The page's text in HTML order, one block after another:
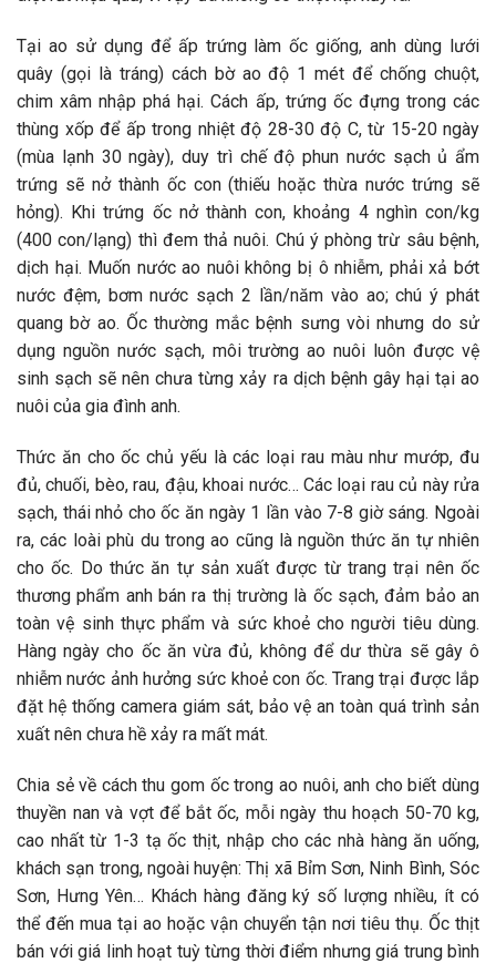
Tại ao sử dụng để ấp trứng làm ốc giống, anh dùng lưới
quây (gọi là tráng) cách bờ ao độ 1 mét để chống chuột,
chim xâm nhập phá hại. Cách ấp, trứng ốc đựng trong các
thùng xốp để ấp trong nhiệt độ 28-30 độ C, từ 15-20 ngày
(mùa lạnh 30 ngày), duy trì chế độ phun nước sạch ủ ẩm
trứng sẽ nở thành ốc con (thiếu hoặc thừa nước trứng sẽ
hỏng). Khi trứng ốc nở thành con, khoảng 4 nghìn con/kg
(400 con/lạng) thì đem thả nuôi. Chú ý phòng trừ sâu bệnh,
dịch hại. Muốn nước ao nuôi không bị ô nhiễm, phải xả bớt
nước đệm, bơm nước sạch 2 lần/năm vào ao; chú ý phát
quang bờ ao. Ốc thường mắc bệnh sưng vòi nhưng do sử
dụng nguồn nước sạch, môi trường ao nuôi luôn được vệ
sinh sạch sẽ nên chưa từng xảy ra dịch bệnh gây hại tại ao
nuôi của gia đình anh.
Thức ăn cho ốc chủ yếu là các loại rau màu như mướp, đu
đủ, chuối, bèo, rau, đậu, khoai nước… Các loại rau củ này rửa
sạch, thái nhỏ cho ốc ăn ngày 1 lần vào 7-8 giờ sáng. Ngoài
ra, các loài phù du trong ao cũng là nguồn thức ăn tự nhiên
cho ốc. Do thức ăn tự sản xuất được từ trang trại nên ốc
thương phẩm anh bán ra thị trường là ốc sạch, đảm bảo an
toàn vệ sinh thực phẩm và sức khoẻ cho người tiêu dùng.
Hàng ngày cho ốc ăn vừa đủ, không để dư thừa sẽ gây ô
nhiễm nước ảnh hưởng sức khoẻ con ốc. Trang trại được lắp
đặt hệ thống camera giám sát, bảo vệ an toàn quá trình sản
xuất nên chưa hề xảy ra mất mát.
Chia sẻ về cách thu gom ốc trong ao nuôi, anh cho biết dùng
thuyền nan và vợt để bắt ốc, mỗi ngày thu hoạch 50-70 kg,
cao nhất từ 1-3 tạ ốc thịt, nhập cho các nhà hàng ăn uống,
khách sạn trong, ngoài huyện: Thị xã Bỉm Sơn, Ninh Bình, Sóc
Sơn, Hưng Yên… Khách hàng đăng ký số lượng nhiều, ít có
thể đến mua tại ao hoặc vận chuyển tận nơi tiêu thụ. Ốc thịt
bán với giá linh hoạt tuỳ từng thời điểm nhưng giá trung bình